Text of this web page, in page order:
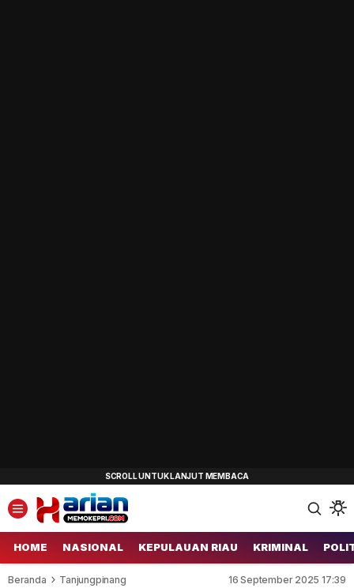
HOME NASIONAL KEPULAUAN RIAU KRIMINAL
Beranda Tanjungpinang 16 September 2025 17:39